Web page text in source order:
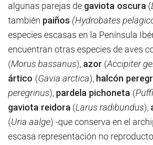
algunas parejas de gaviota oscura (
también paiños (Hydrobates
especies escasas en la Península
encuentran otras especies de aves
(Morus bassanus), azor (Accipiter
ártico (Gavia arctica), halcón
peregrinus), pardela pichoneta (
gaviota reidora (Larus radibundus),
(Uria aalge) -que conserva en el
escasa representación no